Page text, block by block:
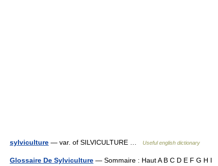
sylviculture — var. of SILVICULTURE … Useful english dictionary
Glossaire De Sylviculture — Sommaire : Haut A B C D E F G H I